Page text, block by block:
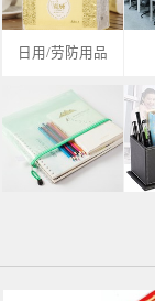
日用/劳防用品